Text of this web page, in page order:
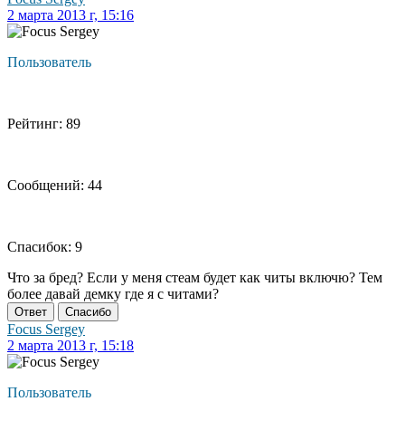
2 марта 2013 г, 15:16
Пользователь
Рейтинг: 89
Сообщений: 44
Спасибок: 9
Что за бред? Если у меня стеам будет как читы включю? Тем
более давай демку где я с читами?
Ответ Спасибо
Focus Sergey
2 марта 2013 г, 15:18
Пользователь